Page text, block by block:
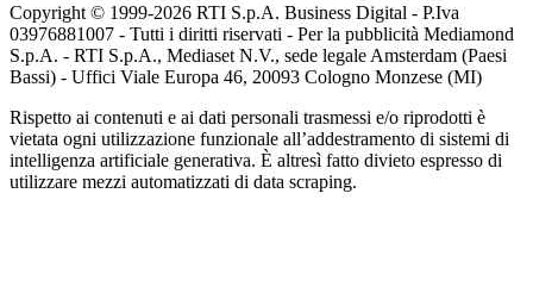
Copyright © 1999-2026 RTI S.p.A. Business Digital - P.Iva
03976881007 - Tutti i diritti riservati - Per la pubblicità Mediamond
S.p.A. - RTI S.p.A., Mediaset N.V., sede legale Amsterdam (Paesi
Bassi) - Uffici Viale Europa 46, 20093 Cologno Monzese (MI)
Rispetto ai contenuti e ai dati personali trasmessi e/o riprodotti è
vietata ogni utilizzazione funzionale all’addestramento di sistemi di
intelligenza artificiale generativa. È altresì fatto divieto espresso di
utilizzare mezzi automatizzati di data scraping.